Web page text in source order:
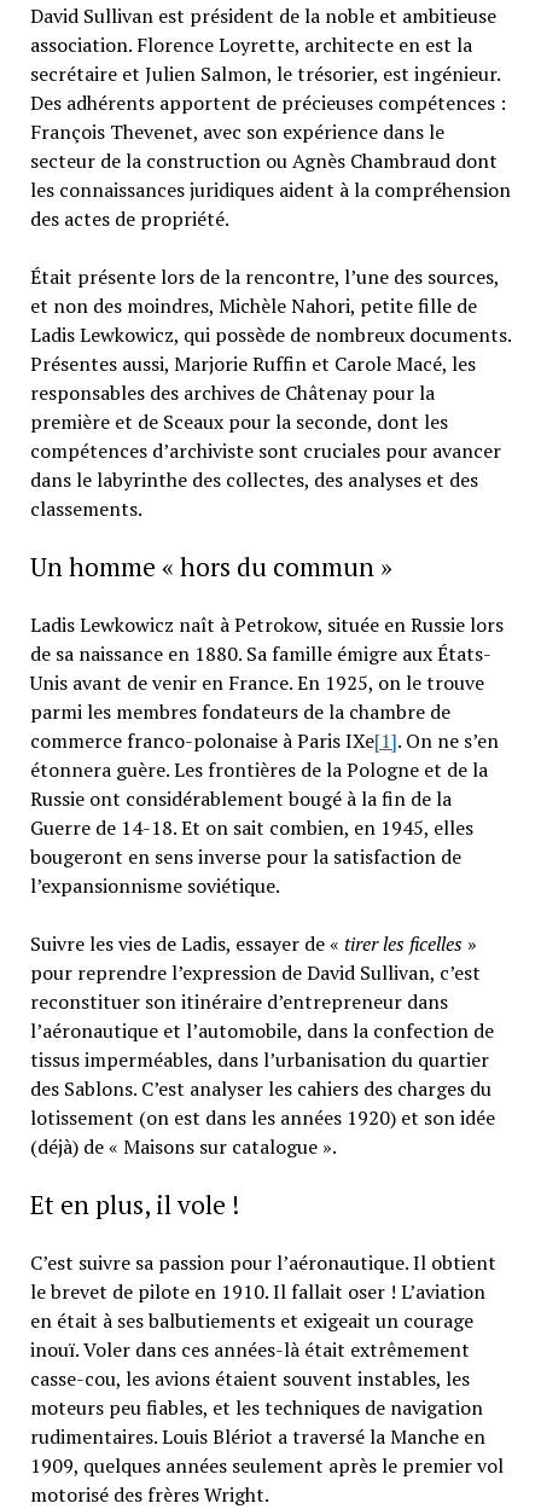
David Sullivan est président de la noble et ambitieuse
association. Florence Loyrette, architecte en est la
secrétaire et Julien Salmon, le trésorier, est ingénieur.
Des adhérents apportent de précieuses compétences :
François Thevenet, avec son expérience dans le
secteur de la construction ou Agnès Chambraud dont
les connaissances juridiques aident à la compréhension
des actes de propriété.
Était présente lors de la rencontre, l’une des sources,
et non des moindres, Michèle Nahori, petite fille de
Ladis Lewkowicz, qui possède de nombreux documents.
Présentes aussi, Marjorie Ruffin et Carole Macé, les
responsables des archives de Châtenay pour la
première et de Sceaux pour la seconde, dont les
compétences d’archiviste sont cruciales pour avancer
dans le labyrinthe des collectes, des analyses et des
classements.
Un homme « hors du commun »
Ladis Lewkowicz naît à Petrokow, située en Russie lors
de sa naissance en 1880. Sa famille émigre aux États-
Unis avant de venir en France. En 1925, on le trouve
parmi les membres fondateurs de la chambre de
commerce franco-polonaise à Paris IXe[1]. On ne s’en
étonnera guère. Les frontières de la Pologne et de la
Russie ont considérablement bougé à la fin de la
Guerre de 14-18. Et on sait combien, en 1945, elles
bougeront en sens inverse pour la satisfaction de
l’expansionnisme soviétique.
Suivre les vies de Ladis, essayer de « tirer les ficelles»
pour reprendre l’expression de David Sullivan, c’est
reconstituer son itinéraire d’entrepreneur dans
l’aéronautique et l’automobile, dans la confection de
tissus imperméables, dans l’urbanisation du quartier
des Sablons. C’est analyser les cahiers des charges du
lotissement (on est dans les années 1920) et son idée
(déjà) de « Maisons sur catalogue ».
Et en plus, il vole !
C’est suivre sa passion pour l’aéronautique. Il obtient
le brevet de pilote en 1910. Il fallait oser ! L’aviation
en était à ses balbutiements et exigeait un courage
inouï. Voler dans ces années-là était extrêmement
casse-cou, les avions étaient souvent instables, les
moteurs peu fiables, et les techniques de navigation
rudimentaires. Louis Blériot a traversé la Manche en
1909, quelques années seulement après le premier vol
motorisé des frères Wright.